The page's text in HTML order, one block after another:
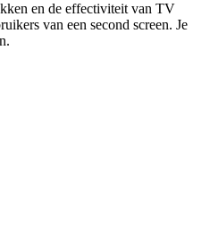
en de effectiviteit van TV
van een second screen. Je